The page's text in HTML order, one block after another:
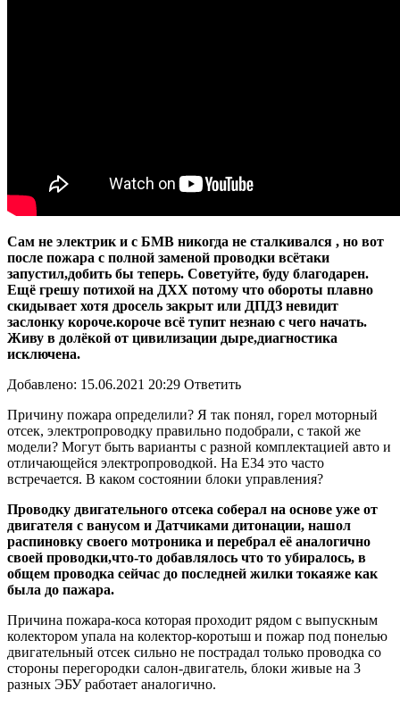
Сам не электрик и с БМВ никогда не сталкивался , но вот
после пожара с полной заменой проводки всётаки
запустил,добить бы теперь. Советуйте, буду благодарен.
Ещё грешу потихой на ДХХ потому что обороты плавно
скидывает хотя дросель закрыт или ДПДЗ невидит
заслонку короче.короче всё тупит незнаю с чего начать.
Живу в долёкой от цивилизации дыре,диагностика
исключена.
Добавлено: 15.06.2021 20:29 Ответить
Причину пожара определили? Я так понял, горел моторный
отсек, электропроводку правильно подобрали, с такой же
модели? Могут быть варианты с разной комплектацией авто и
отличающейся электропроводкой. На Е34 это часто
встречается. В каком состоянии блоки управления?
Проводку двигательного отсека соберал на основе уже от
двигателя с ванусом и Датчиками дитонации, нашол
распиновку своего мотроника и перебрал её аналогично
своей проводки,что-то добавлялось что то убиралось, в
общем проводка сейчас до последней жилки токаяже как
была до пажара.
Причина пожара-коса которая проходит рядом с выпускным
колектором упала на колектор-коротыш и пожар под понелью
двигательный отсек сильно не пострадал только проводка со
стороны перегородки салон-двигатель, блоки живые на 3
разных ЭБУ работает аналогично.